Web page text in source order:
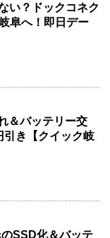
い？ドックコネク
阜へ！即日デー
＆バッテリー交
引き【クイック岐
SSD化＆バッテ